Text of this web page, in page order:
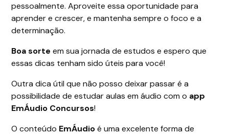
pessoalmente. Aproveite essa oportunidade para
aprender e crescer, e mantenha sempre o foco e a
determinação.
Boa sorte em sua jornada de estudos e espero que
essas dicas tenham sido úteis para você!
Outra dica útil que não posso deixar passar é a
possibilidade de estudar aulas em áudio com o app
EmÁudio Concursos!
O conteúdo EmÁudioé uma excelente forma de